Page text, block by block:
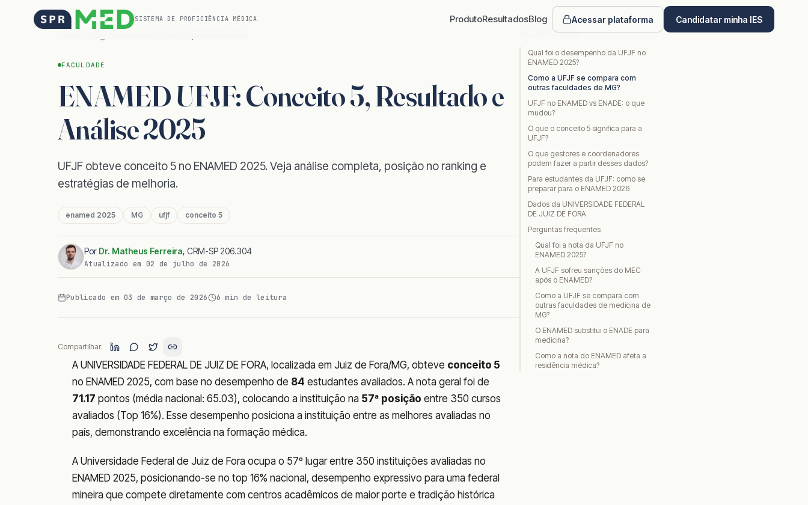
SISTEMA DE PROFICIÊNCIA MÉDICA ProdutoResultadosBlog Acessar plataforma
Candidatar minha IES
FACULDADE
ENAMED UFJF: Conceito 5, Resultado e
Análise 2025
UFJF obteve conceito 5 no ENAMED 2025. Veja análise completa, posição no ranking e
estratégias de melhoria.
enamed 2025 MG ufjf conceito 5
Por Dr. Matheus Ferreira, CRM-SP 206.304
Atualizado em 02 de julho de 2026
Publicado em 03 de março de 2026 6 min de leitura
Compartilhar:
A UNIVERSIDADE FEDERAL DE JUIZ DE FORA, localizada em Juiz de Fora/MG, obteve conceito 5
no ENAMED 2025, com base no desempenho de 84 estudantes avaliados. A nota geral foi de
71.17 pontos (média nacional: 65.03), colocando a instituição na 57ª posição entre 350 cursos
avaliados (Top 16%). Esse desempenho posiciona a instituição entre as melhores avaliadas no
país, demonstrando excelência na formação médica.
A Universidade Federal de Juiz de Fora ocupa o 57º lugar entre 350 instituições avaliadas no
ENAMED 2025, posicionando-se no top 16% nacional, desempenho expressivo para uma federal
mineira que compete diretamente com centros acadêmicos de maior porte e tradição histórica
NESTE ARTIGO
Qual foi o desempenho da UFJF no
ENAMED 2025?
Como a UFJF se compara com
outras faculdades de MG?
UFJF no ENAMED vs ENADE: o que
mudou?
O que o conceito 5 significa para a
UFJF?
O que gestores e coordenadores
podem fazer a partir desses dados?
Para estudantes da UFJF: como se
preparar para o ENAMED 2026
Dados da UNIVERSIDADE FEDERAL
DE JUIZ DE FORA
Perguntas frequentes
Qual foi a nota da UFJF no
ENAMED 2025?
A UFJF sofreu sanções do MEC
após o ENAMED?
Como a UFJF se compara com
outras faculdades de medicina de
MG?
O ENAMED substitui o ENADE para
medicina?
Como a nota do ENAMED afeta a
residência médica?